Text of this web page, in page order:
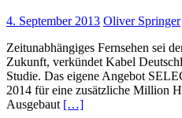
4. September 2013 Oliver Springer
Zeitunabhängiges Fernsehen sei
Zukunft, verkündet Kabel
Studie. Das eigene Angebot
2014 für eine zusätzliche Million
Ausgebaut […]